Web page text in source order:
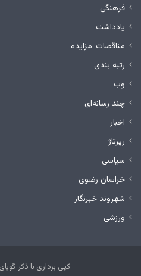
فرهنگی
یادداشت
مناقصات-مزایده
رتبه بندی
وب
چند رسانه‌ای
اخبار
رپرتاژ
سیاسی
خراسان رضوی
شهروند خبرنگار
ورزشی
کپی برداری با ذکر